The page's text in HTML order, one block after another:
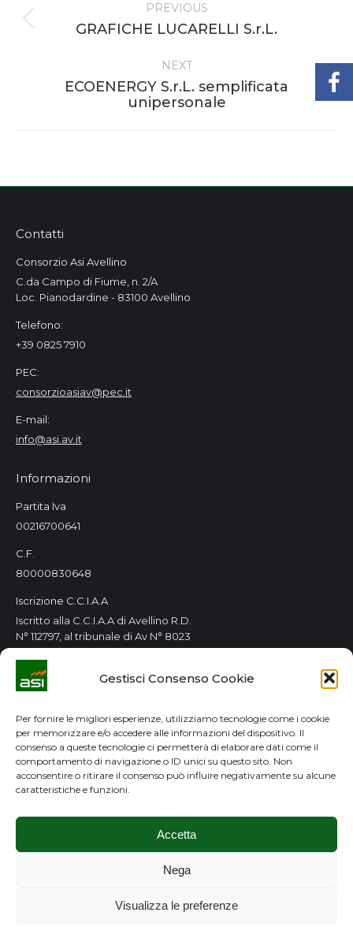
Gestisci Consenso Cookie
Per fornire le migliori esperienze, utilizziamo tecnologie come i cookie
per memorizzare e/o accedere alle informazioni del dispositivo. Il
consenso a queste tecnologie ci permetterà di elaborare dati come il
comportamento di navigazione o ID unici su questo sito. Non
acconsentire o ritirare il consenso può influire negativamente su alcune
caratteristiche e funzioni.
Accetta
Nega
Visualizza le preferenze
navigation
PREVIOUS
Previous
GRAFICHE LUCARELLI S.r.L.
NEXT
Next
project:
ECOENERGY S.r.L. semplificata
unipersonale
Contatti
Consorzio Asi Avellino
C.da Campo di Fiume, n. 2/A
Loc. Pianodardine - 83100 Avellino
Telefono:
+39 0825 7910
PEC:
consorzioasiav@pec.it
E-mail:
info@asi.av.it
Informazioni
Partita Iva
00216700641
C.F.
80000830648
Iscrizione C.C.I.A.A
Iscritto alla C.C.I.A.A di Avellino R.D.
N° 112797, al tribunale di Av N° 8023
Orari Consorzio
Tutti i giorni 8.00 / 14.00
GDPR
Privacy Policy
Cookie Policy
Copyright ©2020 Consorzio ASI Avellino. All rights